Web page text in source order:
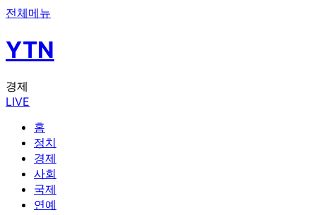
전체메뉴
YTN
경제
LIVE
홈
정치
경제
사회
국제
연예